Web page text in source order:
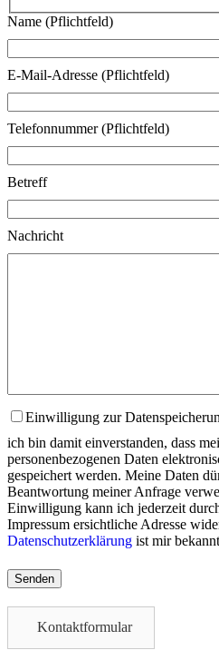
Name (Pflichtfeld)
E-Mail-Adresse (Pflichtfeld)
Telefonnummer (Pflichtfeld)
Betreff
Nachricht
Einwilligung zur
ich bin damit einverstanden, dass
personenbezogenen Daten
gespeichert werden. Meine Daten
Beantwortung meiner Anfrage
Einwilligung kann ich jederzeit
Impressum ersichtliche Adresse
Datenschutzerklärung ist mir
Please
leave
empty.Kontaktformular